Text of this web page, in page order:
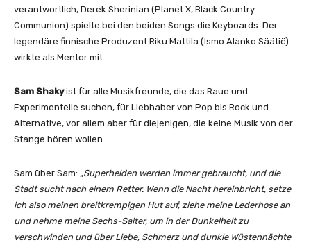
verantwortlich, Derek Sherinian (Planet X, Black Country
Communion) spielte bei den beiden Songs die Keyboards. Der
legendäre finnische Produzent Riku Mattila (Ismo Alanko Säätiö)
wirkte als Mentor mit.
Sam Shakyist für alle Musikfreunde, die das Raue und
Experimentelle suchen, für Liebhaber von Pop bis Rock und
Alternative, vor allem aber für diejenigen, die keine Musik von der
Stange hören wollen.
Sam über Sam: „Superhelden werden immer gebraucht, und die
Stadt sucht nach einem Retter. Wenn die Nacht hereinbricht, setze
ich also meinen breitkrempigen Hut auf, ziehe meine Lederhose an
und nehme meine Sechs-Saiter, um in der Dunkelheit zu
verschwinden und über Liebe, Schmerz und dunkle Wüstennächte